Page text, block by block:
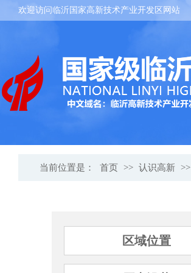
欢迎访问临沂国家高新技术产业开发区网站
当前位置是： 首页 >> 认识高新 >>
区域位置